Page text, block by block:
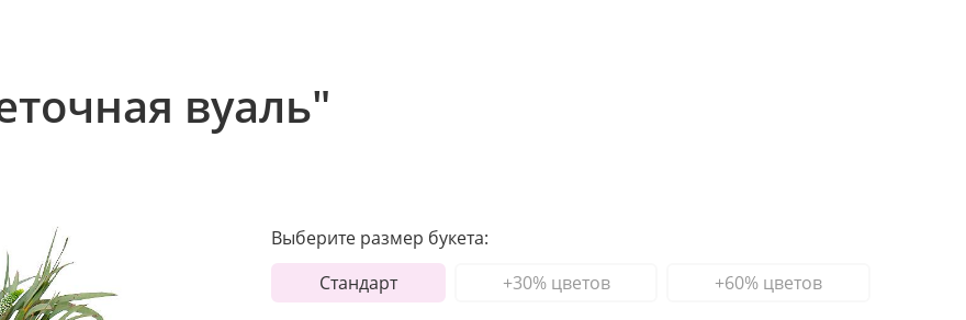
вуаль"
Выберите размер букета:
Стандарт
+30% цветов +60% цветов